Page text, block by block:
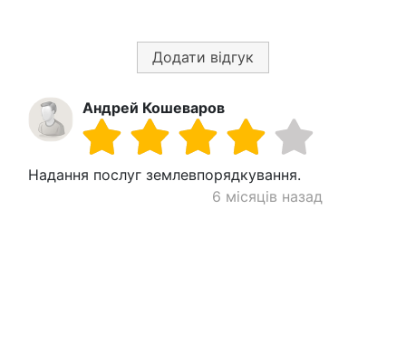
Додати відгук
Андрей Кошеваров
Надання послуг землевпорядкування.
6 місяців назад